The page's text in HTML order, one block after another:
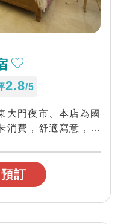
2.8/5
大門夜市、本店為國
消費，舒適寫意，世
訂